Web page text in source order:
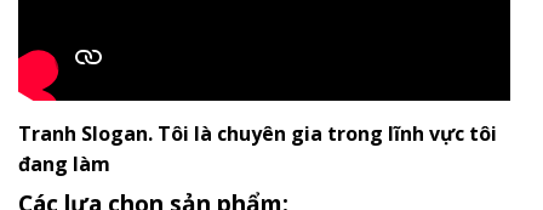
Tranh Slogan. Tôi là chuyên gia trong lĩnh vực tôi
đang làm